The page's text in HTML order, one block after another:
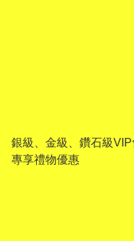
銀級、金級、鑽石級VIP
專享禮物優惠